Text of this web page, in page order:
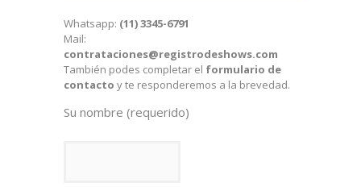
Whatsapp: (11) 3345-6791
Mail:
contrataciones@registrodeshows.com
También podes completar el formulario de
contacto y te responderemos a la brevedad.
Su nombre (requerido)